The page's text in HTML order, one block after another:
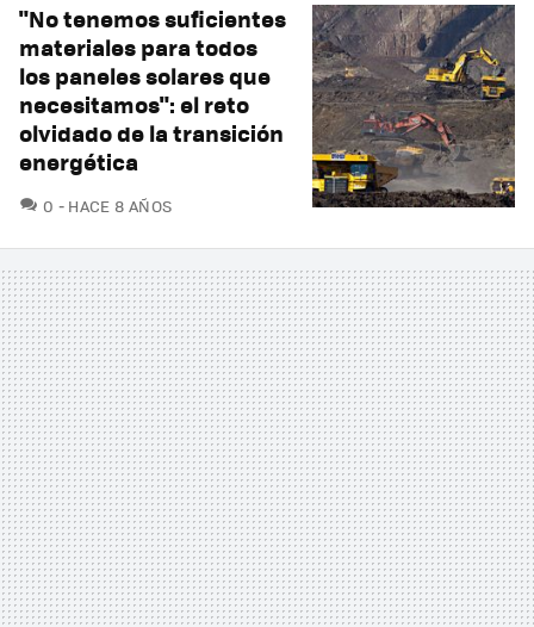
"No tenemos suficientes
materiales para todos
los paneles solares que
necesitamos": el reto
olvidado de la transición
energética
0 COMENTARIOS
HACE 8 AÑOS